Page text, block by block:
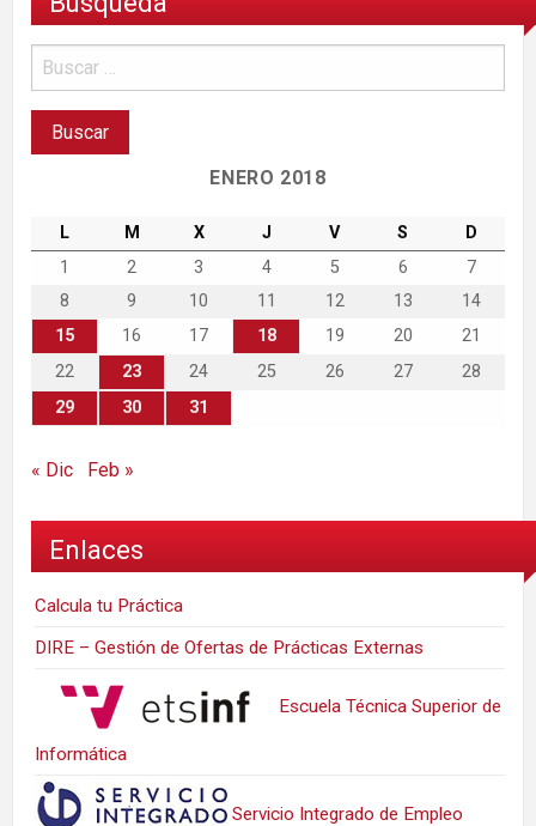
ENERO 2018
L M X J V S
D
1
2 3 4 5 6
7
8
9 10 11 12 13
14
15
16 17 18 19 20
21
22
23 24 25 26 27
28
29
30 31
« Dic Feb »
Enlaces
Calcula tu Práctica
DIRE – Gestión de Ofertas de Prácticas Externas
Escuela Técnica Superior de
Informática
Servicio Integrado de Empleo